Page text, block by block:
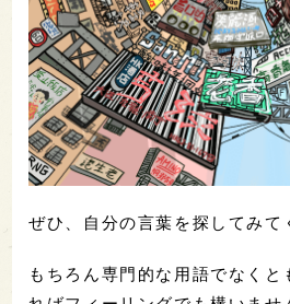
ぜひ、自分の言葉を探してみて
もちろん専門的な用語でなくと